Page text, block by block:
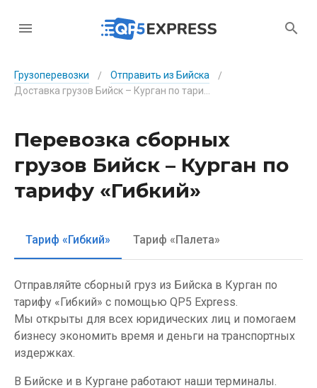
Грузоперевозки / Отправить из Бийска
/
Перевозка сборных
грузов Бийск – Курган по
тарифу «Гибкий»
Тариф «Гибкий» Тариф «Палета»
Отправляйте сборный груз из Бийска в Курган по
тарифу «Гибкий» с помощью QP5 Express.
Мы открыты для всех юридических лиц и помогаем
бизнесу экономить время и деньги на транспортных
издержках.
В Бийске и в Кургане работают наши терминалы.